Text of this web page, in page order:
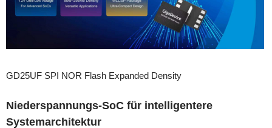
GD25UF SPI NOR Flash Expanded Density
Niederspannungs-SoC für intelligentere
Systemarchitektur